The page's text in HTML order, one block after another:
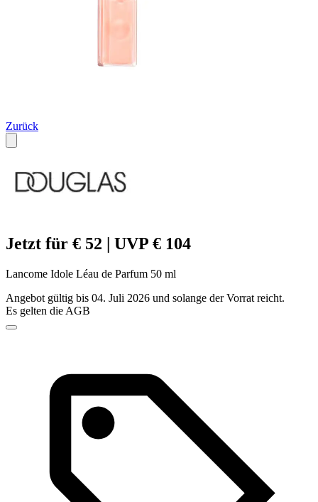
Zurück
Jetzt für € 52 | UVP € 104
Lancome Idole Léau de Parfum 50 ml
Angebot gültig bis 04. Juli 2026 und solange der Vorrat reicht.
Es gelten die AGB